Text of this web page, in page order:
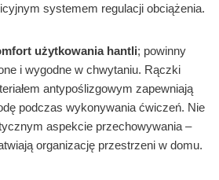
systemem regulacji obciążenia.
użytkowania hantli; powinny
i wygodne w chwytaniu. Rączki
antypoślizgowym zapewniają
podczas wykonywania ćwiczeń. Nie
aspekcie przechowywania –
organizację przestrzeni w domu.